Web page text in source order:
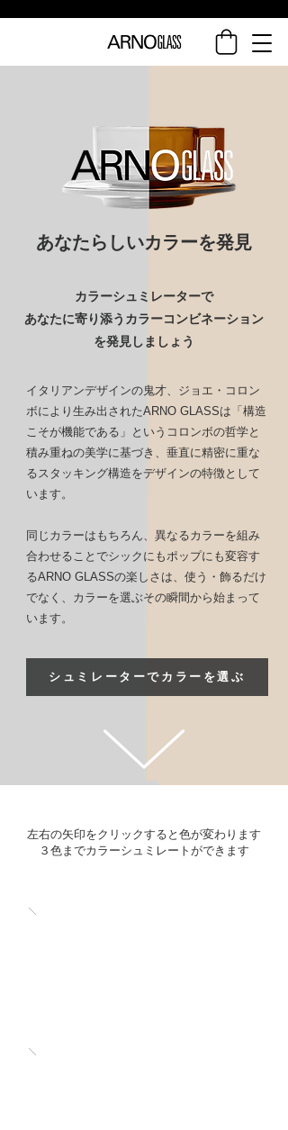
​あなたらしいカラーを発見
カラーシュミレーターで
あなたに寄り添う カラーコンビネーション
を発見しましょう
イタリアンデザインの鬼才、ジョエ・コロン
ボにより生み出されたARNO GLASSは「構造
こそが機能である」というコロンボの哲学と
積み重ねの美学に基づき、垂直に精密に重な
るスタッキング構造をデザインの特徴として
います。
同じカラーはもちろん、異なるカラーを組み
合わせることでシックにもポップにも変容す
るARNO GLASSの楽しさは、使う・飾るだけ
でなく、カラーを選ぶその瞬間から始まって
います。
シュミレーターでカラーを選ぶ
左右の矢印をクリックすると色が変わります
​３色までカラーシュミレートができます